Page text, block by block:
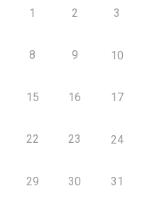
1 2 3
8 9 10
15 16 17
22 23 24
29 30 31